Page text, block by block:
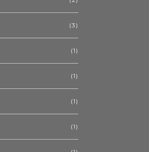
(3)
(1)
(1)
(1)
(1)